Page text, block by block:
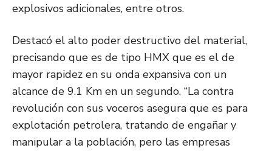
explosivos adicionales, entre otros.
Destacó el alto poder destructivo del material,
precisando que es de tipo HMX que es el de
mayor rapidez en su onda expansiva con un
alcance de 9.1 Km en un segundo. “La contra
revolución con sus voceros asegura que es para
explotación petrolera, tratando de engañar y
manipular a la población, pero las empresas